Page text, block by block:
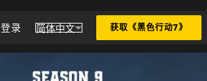
登录
Choose your region
选择地区 - 简体中文
简体中文 获取《黑色行动7》